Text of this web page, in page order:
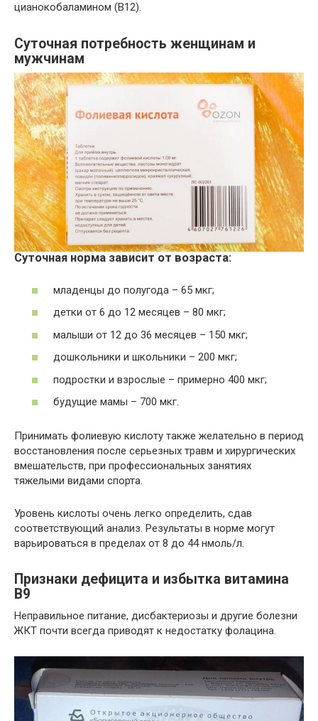
цианокобаламином (В12).
Суточная потребность женщинам и
мужчинам
Суточная норма зависит от возраста:
младенцы до полугода – 65 мкг;
детки от 6 до 12 месяцев – 80 мкг;
малыши от 12 до 36 месяцев – 150 мкг;
дошкольники и школьники – 200 мкг;
подростки и взрослые – примерно 400 мкг;
будущие мамы – 700 мкг.
Принимать фолиевую кислоту также желательно в период
восстановления после серьезных травм и хирургических
вмешательств, при профессиональных занятиях
тяжелыми видами спорта.
Уровень кислоты очень легко определить, сдав
соответствующий анализ. Результаты в норме могут
варьироваться в пределах от 8 до 44 нмоль/л.
Признаки дефицита и избытка витамина
В9
Неправильное питание, дисбактериозы и другие болезни
ЖКТ почти всегда приводят к недостатку фолацина.